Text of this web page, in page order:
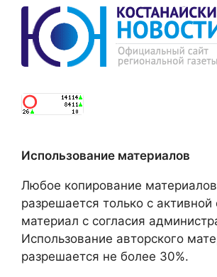
Использование материалов
Любое копирование
разрешается только с активной
материал с согласия
Использование авторского
разрешается не более 30%.